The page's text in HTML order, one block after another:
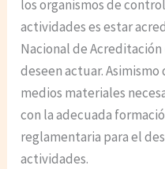
los organismos de
actividades es estar
Nacional de Acreditación
deseen actuar.
medios materiales
con la adecuada
reglamentaria para el
actividades.